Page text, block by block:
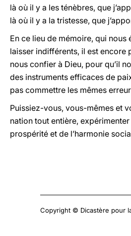
là où il y a les ténèbres, que
là où il y a la tristesse, que
En ce lieu de mémoire, qui nous
laisser indifférents, il est encore
nous confier à Dieu, pour qu’il
des instruments efficaces de
pas commettre les mêmes
Puissiez-vous, vous-mêmes et
nation tout entière,
prospérité et de l’harmonie
Copyright © Dicastère pour